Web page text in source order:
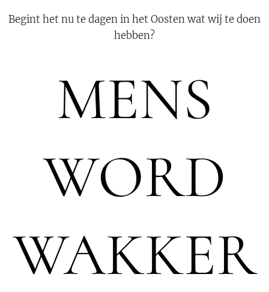
Begint het nu te dagen in het Oosten wat wij te doen
hebben?
MENS
WORD
WAKKER